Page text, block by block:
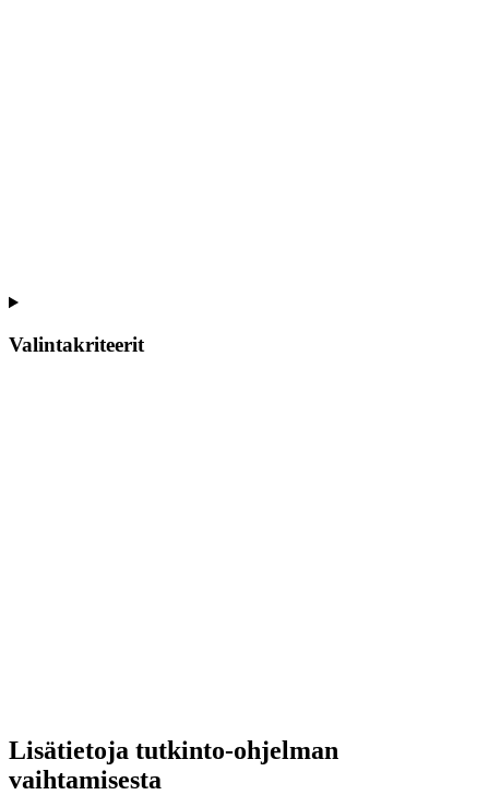
Valintakriteerit
Lisätietoja tutkinto-ohjelman
vaihtamisesta